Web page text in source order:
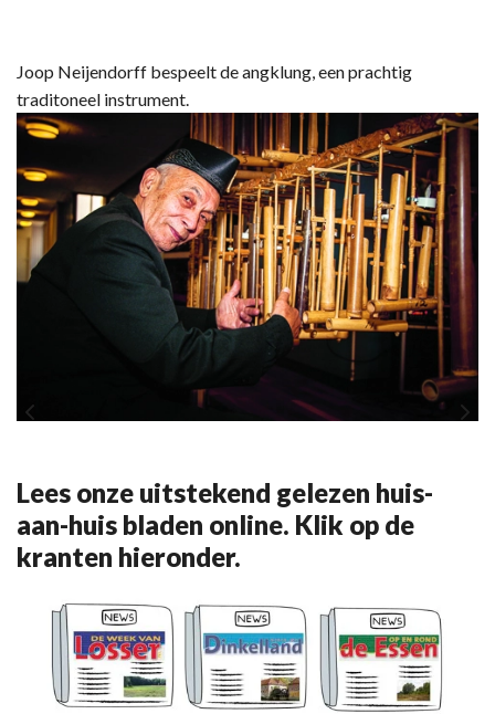
Joop Neijendorff bespeelt de angklung, een prachtig
traditoneel instrument.
Lees onze uitstekend gelezen huis-
aan-huis bladen online. Klik op de
kranten hieronder.